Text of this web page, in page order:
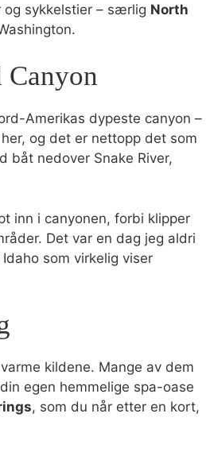
og sykkelstier – særlig North
Canyon
Amerikas dypeste canyon –
og det er nettopp det som
båt nedover Snake River,
inn i canyonen, forbi klipper
Det var en dag jeg aldri
som virkelig viser
kildene. Mange av dem
egen hemmelige spa-oase
, som du når etter en kort,